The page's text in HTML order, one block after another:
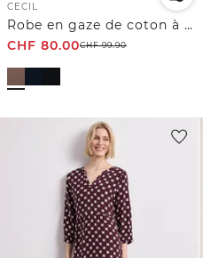
CECIL
Robe en gaze de coton à manches courtes
CHF 80.00CHF99.90